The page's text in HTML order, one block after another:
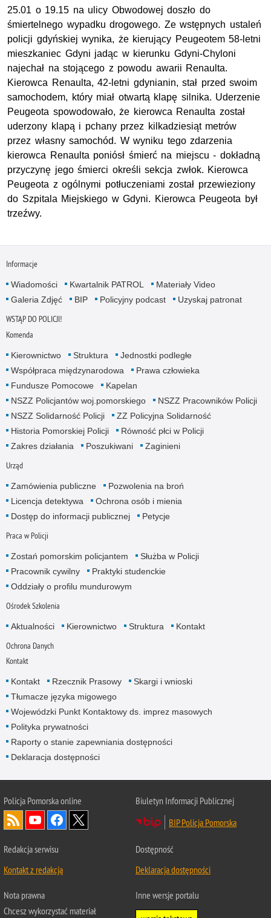
25.01 o 19.15 na ulicy Obwodowej doszło do
śmiertelnego wypadku drogowego. Ze wstępnych ustaleń
policji gdyńskiej wynika, że kierujący Peugeotem 58-letni
mieszkaniec Gdyni jadąc w kierunku Gdyni-Chyloni
najechał na stojącego z powodu awarii Renaulta.
Kierowca Renaulta, 42-letni gdynianin, stał przed swoim
samochodem, który miał otwartą klapę silnika. Uderzenie
Peugeota spowodowało, że kierowca Renaulta został
uderzony klapą i pchany przez kilkadziesiąt metrów
przez własny samochód. W wyniku tego zdarzenia
kierowca Renaulta poniósł śmierć na miejscu - dokładną
przyczynę jego śmierci określi sekcja zwłok. Kierowca
Peugeota z ogólnymi potłuczeniami został przewieziony
do Szpitala Miejskiego w Gdyni. Kierowca Peugeota był
trzeźwy.
Informacje
Wiadomości Kwartalnik PATROL
Materiały Video
Galeria Zdjęć
BIP Policyjny podcast Uzyskaj patronat
WSTĄP DO POLICJI!
Komenda
Kierownictwo Struktura
Jednostki podległe
Współpraca międzynarodowa
Prawa człowieka
Fundusze Pomocowe
Kapelan
NSZZ Policjantów woj.pomorskiego
NSZZ Pracowników Policji
NSZZ Solidarność Policji
ZZ Policyjna Solidarność
Historia Pomorskiej Policji
Równość płci w Policji
Zakres działania
Poszukiwani Zaginieni
Urząd
Zamówienia publiczne
Pozwolenia na broń
Licencja detektywa
Ochrona osób i mienia
Dostęp do informacji publicznej
Petycje
Praca w Policji
Zostań pomorskim policjantem
Służba w Policji
Pracownik cywilny
Praktyki studenckie
Oddziały o profilu mundurowym
Ośrodek Szkolenia
Aktualności Kierownictwo Struktura Kontakt
Ochrona Danych
Kontakt
Kontakt Rzecznik Prasowy
Skargi i wnioski
Tłumacze języka migowego
Wojewódzki Punkt Kontaktowy ds. imprez masowych
Polityka prywatności
Raporty o stanie zapewniania dostępności
Deklaracja dostępności
Policja Pomorska online
Biuletyn Informacji Publicznej
BIP Policja Pomorska
Redakcja serwisu
Kontakt z redakcją
Dostępność
Deklaracja dostępności
Nota prawna
Chcesz wykorzystać materiał
Inne wersje portalu